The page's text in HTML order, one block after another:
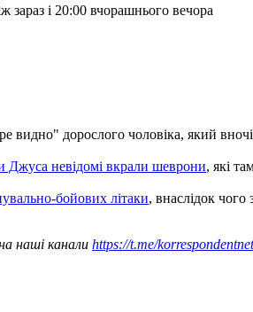
і 20:00 вчорашнього вечора
видно" дорослого чоловіка, який
Джуса невідомі вкрали шеврони, які
бойових літаки, внаслідок
наші канали https://t.me/korrespondentnet